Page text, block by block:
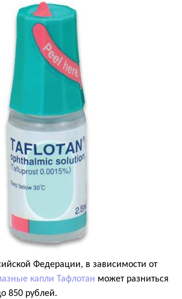
Федерации, в зависимости от
капли Тафлотан может разниться
850 рублей.